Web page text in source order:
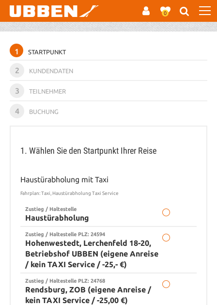
0
1 STARTPUNKT
2 KUNDENDATEN
3 TEILNEHMER
4 BUCHUNG
1. Wählen Sie den Startpunkt Ihrer Reise
Haustürabholung mit Taxi
Fahrplan: Taxi, Haustürabholung Taxi Service
Zustieg / Haltestelle
Haustürabholung
Zustieg / Haltestelle PLZ: 24594
Hohenwestedt, Lerchenfeld 18-20,
Betriebshof UBBEN (eigene Anreise
/ kein TAXI Service / -25,- €)
Zustieg / Haltestelle PLZ: 24768
Rendsburg, ZOB (eigene Anreise /
kein TAXI Service / -25,00 €)